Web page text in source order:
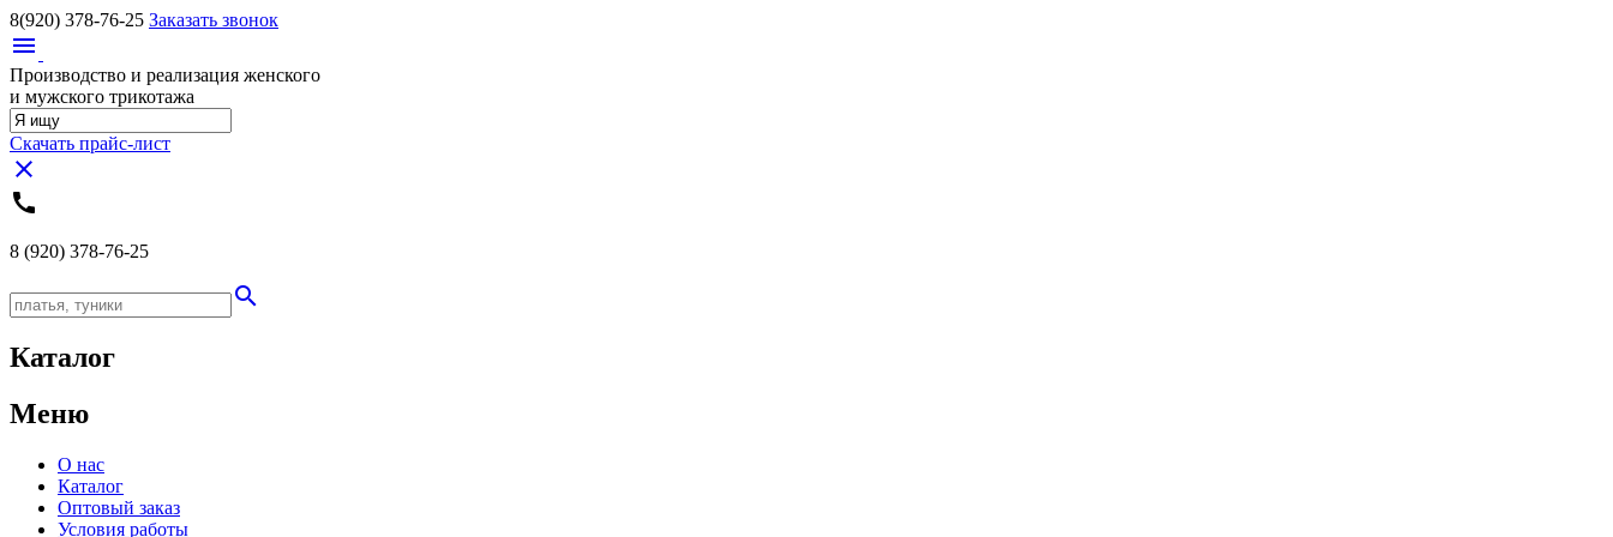
8(920) 378-76-25 Заказать звонок
menu
Производство и реализация женского
и мужского трикотажа
Скачать прайс-лист
close
call
8 (920) 378-76-25
search
Каталог
Меню
О нас
Каталог
Оптовый заказ
Условия работы